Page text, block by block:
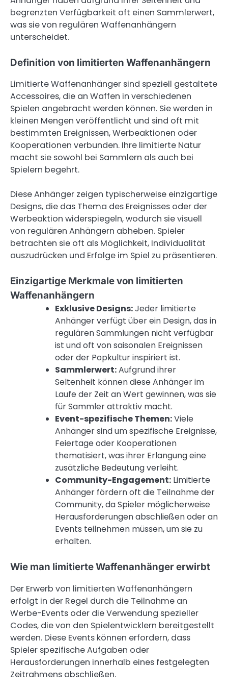
begrenzten Verfügbarkeit oft einen Sammlerwert,
was sie von regulären Waffenanhängern
unterscheidet.
Definition von limitierten Waffenanhängern
Limitierte Waffenanhänger sind speziell gestaltete
Accessoires, die an Waffen in verschiedenen
Spielen angebracht werden können. Sie werden in
kleinen Mengen veröffentlicht und sind oft mit
bestimmten Ereignissen, Werbeaktionen oder
Kooperationen verbunden. Ihre limitierte Natur
macht sie sowohl bei Sammlern als auch bei
Spielern begehrt.
Diese Anhänger zeigen typischerweise einzigartige
Designs, die das Thema des Ereignisses oder der
Werbeaktion widerspiegeln, wodurch sie visuell
von regulären Anhängern abheben. Spieler
betrachten sie oft als Möglichkeit, Individualität
auszudrücken und Erfolge im Spiel zu präsentieren.
Einzigartige Merkmale von limitierten
Waffenanhängern
Exklusive Designs:Jeder limitierte
Anhänger verfügt über ein Design, das in
regulären Sammlungen nicht verfügbar
ist und oft von saisonalen Ereignissen
oder der Popkultur inspiriert ist.
Sammlerwert:Aufgrund ihrer
Seltenheit können diese Anhänger im
Laufe der Zeit an Wert gewinnen, was sie
für Sammler attraktiv macht.
Event-spezifische Themen:Viele
Anhänger sind um spezifische Ereignisse,
Feiertage oder Kooperationen
thematisiert, was ihrer Erlangung eine
zusätzliche Bedeutung verleiht.
Community-Engagement: Limitierte
Anhänger fördern oft die Teilnahme der
Community, da Spieler möglicherweise
Herausforderungen abschließen oder an
Events teilnehmen müssen, um sie zu
erhalten.
Wie man limitierte Waffenanhänger erwirbt
Der Erwerb von limitierten Waffenanhängern
erfolgt in der Regel durch die Teilnahme an
Werbe-Events oder die Verwendung spezieller
Codes, die von den Spielentwicklern bereitgestellt
werden. Diese Events können erfordern, dass
Spieler spezifische Aufgaben oder
Herausforderungen innerhalb eines festgelegten
Zeitrahmens abschließen.